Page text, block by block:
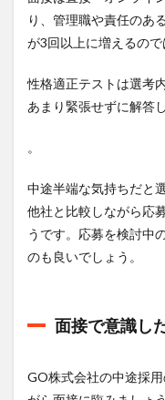
り、管理職や責任のあ
が3回以上に増えるので
性格適正テストは選考
あまり緊張せずに解答
。
中途半端な気持ちだと
他社と比較しながら応
うです。応募を検討中
のも良いでしょう。
面接で意識し
GO株式会社の中途採